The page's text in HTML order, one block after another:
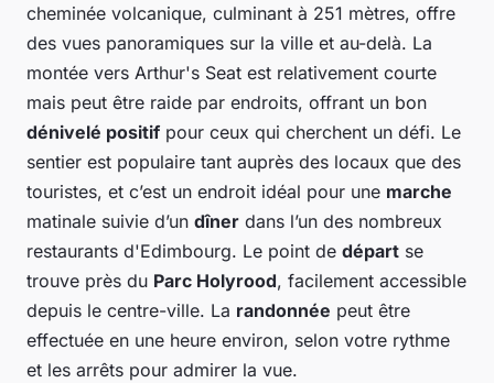
cheminée volcanique, culminant à 251 mètres, offre
des vues panoramiques sur la ville et au-delà. La
montée vers Arthur's Seat est relativement courte
mais peut être raide par endroits, offrant un bon
dénivelé positif pour ceux qui cherchent un défi. Le
sentier est populaire tant auprès des locaux que des
touristes, et c’est un endroit idéal pour une marche
matinale suivie d’un dîner dans l’un des nombreux
restaurants d'Edimbourg. Le point de départ se
trouve près du Parc Holyrood, facilement accessible
depuis le centre-ville. La randonnée peut être
effectuée en une heure environ, selon votre rythme
et les arrêts pour admirer la vue.